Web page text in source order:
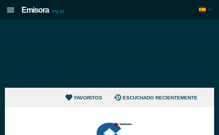
Emisora .org.es
FAVORITOS ESCUCHADO RECIENTEMENTE